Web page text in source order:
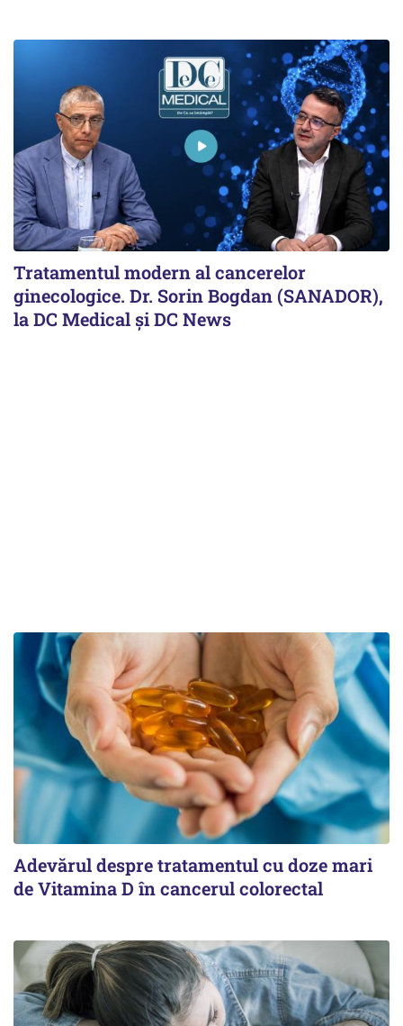
Tratamentul modern al cancerelor
ginecologice. Dr. Sorin Bogdan (SANADOR),
la DC Medical și DC News
Adevărul despre tratamentul cu doze mari
de Vitamina D în cancerul colorectal